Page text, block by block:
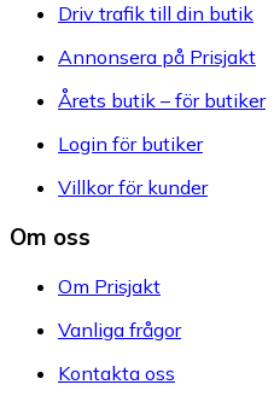
Driv trafik till din butik
Annonsera på Prisjakt
Årets butik – för butiker
Login för butiker
Villkor för kunder
Om oss
Om Prisjakt
Vanliga frågor
Kontakta oss